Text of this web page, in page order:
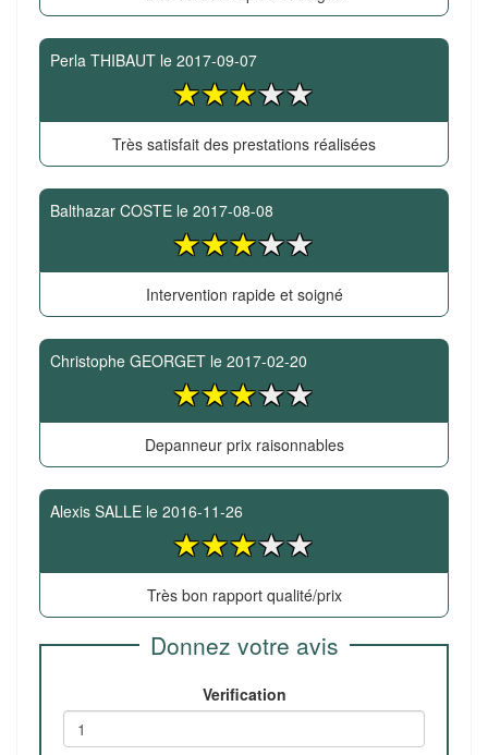
Perla THIBAUT le 2017-09-07
Très satisfait des prestations réalisées
Balthazar COSTE le 2017-08-08
Intervention rapide et soigné
Christophe GEORGET le 2017-02-20
Depanneur prix raisonnables
Alexis SALLE le 2016-11-26
Très bon rapport qualité/prix
Donnez votre avis
Verification